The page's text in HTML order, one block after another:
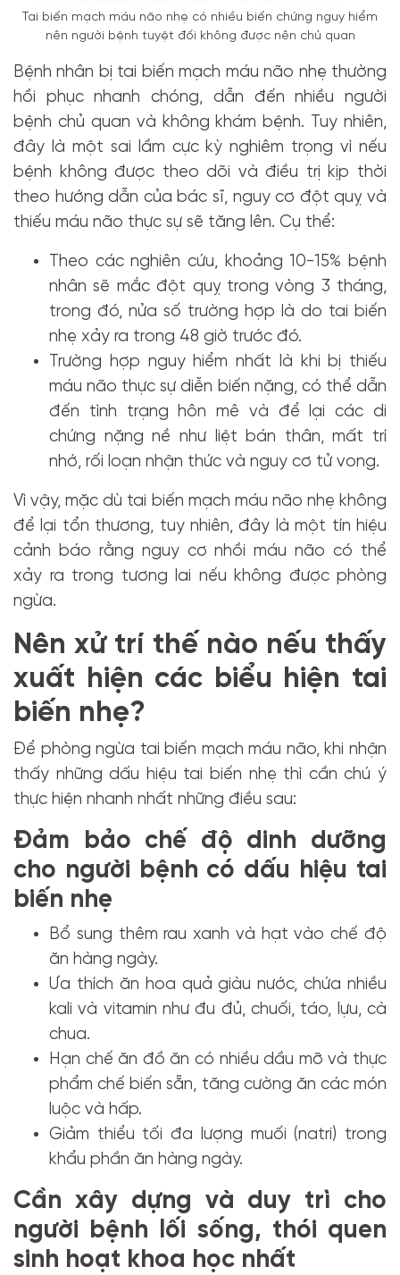
Tai biến mạch máu não nhẹ có nhiều biến chứng nguy hiểm
nên người bệnh tuyệt đối không được nên chủ quan
Bệnh nhân bị tai biến mạch máu não nhẹ thường
hồi phục nhanh chóng, dẫn đến nhiều người
bệnh chủ quan và không khám bệnh. Tuy nhiên,
đây là một sai lầm cực kỳ nghiêm trọng vì nếu
bệnh không được theo dõi và điều trị kịp thời
theo hướng dẫn của bác sĩ, nguy cơ đột quỵ và
thiếu máu não thực sự sẽ tăng lên. Cụ thể:
Theo các nghiên cứu, khoảng 10-15% bệnh
nhân sẽ mắc đột quỵ trong vòng 3 tháng,
trong đó, nửa số trường hợp là do tai biến
nhẹ xảy ra trong 48 giờ trước đó.
Trường hợp nguy hiểm nhất là khi bị thiếu
máu não thực sự diễn biến nặng, có thể dẫn
đến tình trạng hôn mê và để lại các di
chứng nặng nề như liệt bán thân, mất trí
nhớ, rối loạn nhận thức và nguy cơ tử vong.
Vì vậy, mặc dù tai biến mạch máu não nhẹ không
để lại tổn thương, tuy nhiên, đây là một tín hiệu
cảnh báo rằng nguy cơ nhồi máu não có thể
xảy ra trong tương lai nếu không được phòng
ngừa.
Nên xử trí thế nào nếu thấy
xuất hiện các biểu hiện tai
biến nhẹ?
Để phòng ngừa tai biến mạch máu não, khi nhận
thấy những dấu hiệu tai biến nhẹ thì cần chú ý
thực hiện nhanh nhất những điều sau:
Đảm bảo chế độ dinh dưỡng
cho người bệnh có dấu hiệu tai
biến nhẹ
Bổ sung thêm rau xanh và hạt vào chế độ
ăn hàng ngày.
Ưa thích ăn hoa quả giàu nước, chứa nhiều
kali và vitamin như đu đủ, chuối, táo, lựu, cà
chua.
Hạn chế ăn đồ ăn có nhiều dầu mỡ và thực
phẩm chế biến sẵn, tăng cường ăn các món
luộc và hấp.
Giảm thiểu tối đa lượng muối (natri) trong
khẩu phần ăn hàng ngày.
Cần xây dựng và duy trì cho
người bệnh lối sống, thói quen
sinh hoạt khoa học nhất